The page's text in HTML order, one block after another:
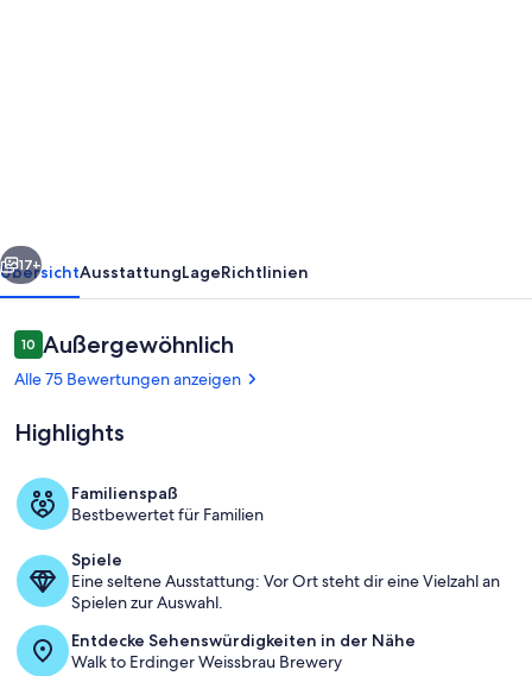
Erding
in
Oberbayern
Weiter
17+
ÜbersichtAusstattungLageRichtlinien
Bewertungen
1010 von 10.
Außergewöhnlich
Alle 75 Bewertungen anzeigen
Highlights
Familienspaß
Bestbewertet für Familien
Spiele
Eine seltene Ausstattung: Vor Ort steht dir eine Vielzahl an
Spielen zur Auswahl.
Entdecke Sehenswürdigkeiten in der Nähe
Walk to Erdinger Weissbrau Brewery